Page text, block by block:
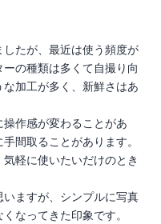
たが、最近は使う頻度が
の種類は多くて自撮り向
加工が多く、新鮮さはあ
作感が変わることがあ
間取ることがあります。
軽に使いたいだけのとき
ますが、シンプルに写真
なってきた印象です。